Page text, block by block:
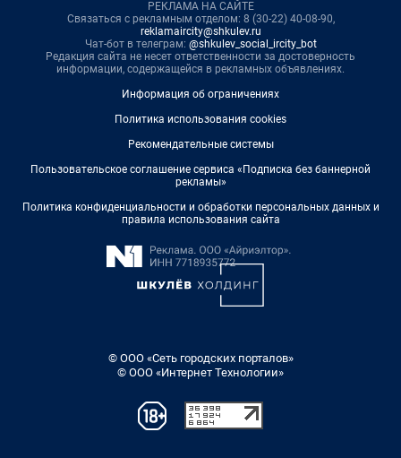
РЕКЛАМА НА САЙТЕ
Связаться с рекламным отделом: 8 (30-22) 40-08-90,
reklamaircity@shkulev.ru
Чат-бот в телеграм: @shkulev_social_ircity_bot
Редакция сайта не несет ответственности за достоверность
информации, содержащейся в рекламных объявлениях.
Информация об ограничениях
Политика использования cookies
Рекомендательные системы
Пользовательское соглашение сервиса «Подписка без баннерной
рекламы»
Политика конфиденциальности и обработки персональных данных и
правила использования сайта
© ООО «Сеть городских порталов»
© ООО «Интернет Технологии»